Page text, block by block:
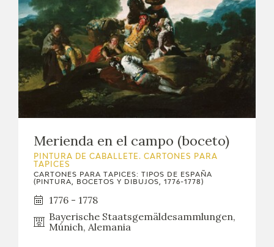
Merienda en el campo (boceto)
PINTURA DE CABALLETE. CARTONES PARA
TAPICES
CARTONES PARA TAPICES: TIPOS DE ESPAÑA
(PINTURA, BOCETOS Y DIBUJOS, 1776-1778)
1776 - 1778
Bayerische Staatsgemäldesammlungen,
Múnich, Alemania